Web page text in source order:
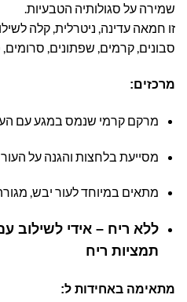
שמירה על סגולותיה הטבעיות.
זו חמאה עדינה, ניטרלית, קלה
סבונים, קרמים, שפתונים, סרומים,
מרכזים:
מרקם קרמי שנמס במגע עם
מסייעת בלחצות והגנה על העור
מתאים במיוחד לעור יבש,
ללא ריח – אידי לשילוב
תמציות ריח
מתאימה באחידות ל: